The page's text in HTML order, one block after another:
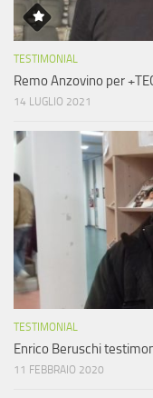
TESTIMONIAL
Remo Anzovino per
14 LUGLIO 2021
TESTIMONIAL
Enrico Beruschi
11 FEBBRAIO 2020